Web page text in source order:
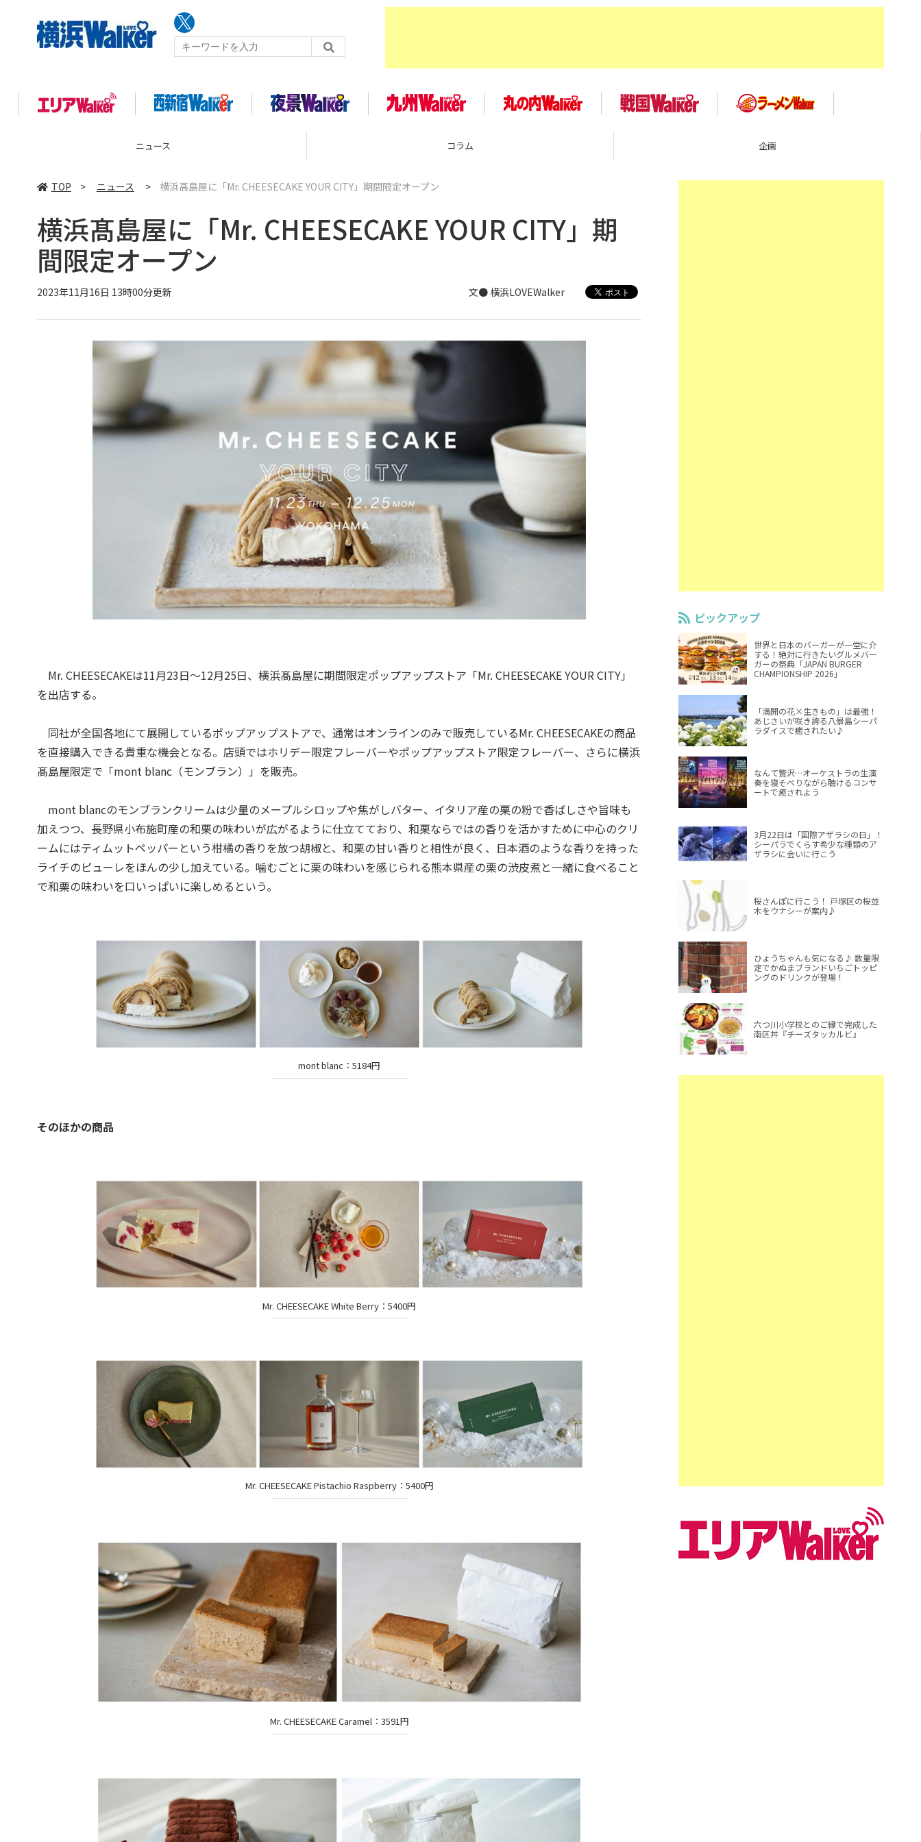
コラム 企画 TOP
TOP > ニュース > 横浜髙島屋に「Mr. CHEESECAKE YOUR CITY」期間限定オープン
横浜髙島屋に「Mr. CHEESECAKE YOUR CITY」期
間限定オープン
2023年11月16日 13時00分更新 文● 横浜LOVEWalker
Mr. CHEESECAKEは11月23日〜12月25日、横浜髙島屋に期間限定ポップアップストア「Mr. CHEESECAKE YOUR CITY」
を出店する。
同社が全国各地にて展開しているポップアップストアで、通常はオンラインのみで販売しているMr. CHEESECAKEの商品
を直接購入できる貴重な機会となる。店頭ではホリデー限定フレーバーやポップアップストア限定フレーバー、さらに横浜
髙島屋限定で「mont blanc（モンブラン）」を販売。
mont blancのモンブランクリームは少量のメープルシロップや焦がしバター、イタリア産の栗の粉で香ばしさや旨味も
加えつつ、長野県小布施町産の和栗の味わいが広がるように仕立てており、和栗ならではの香りを活かすために中心のクリ
ームにはティムットペッパーという柑橘の香りを放つ胡椒と、和栗の甘い香りと相性が良く、日本酒のような香りを持った
ライチのピューレをほんの少し加えている。噛むごとに栗の味わいを感じられる熊本県産の栗の渋皮煮と一緒に食べること
で和栗の味わいを口いっぱいに楽しめるという。
mont blanc：5184円
そのほかの商品
Mr. CHEESECAKE White Berry：5400円
Mr. CHEESECAKE Pistachio Raspberry：5400円
Mr. CHEESECAKE Caramel：3591円
ピックアップ
世界と日本のバーガーが一堂に介
する！絶対に行きたいグルメバー
ガーの祭典「JAPAN BURGER
CHAMPIONSHIP 2026」
「満開の花×生きもの」は最強！
あじさいが咲き誇る八景島シーパ
ラダイスで癒されたい♪
なんて贅沢…オーケストラの生演
奏を寝そべりながら聴けるコンサ
ートで癒されよう
3月22日は「国際アザラシの日」！
シーパラでくらす希少な種類のア
ザラシに会いに行こう
桜さんぽに行こう！ 戸塚区の桜並
木をウナシーが案内♪
ひょうちゃんも気になる♪ 数量限
定でかぬまブランドいちごトッピ
ングのドリンクが登場！
六つ川小学校とのご縁で完成した
南区丼『チーズタッカルビ』